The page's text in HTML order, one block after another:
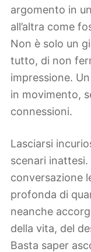
argomento in
all’altra come
Non è solo un
tutto, di non
impressione.
in movimento,
connessioni.
Lasciarsi
scenari
conversazione
profonda di
neanche
della vita, del
Basta saper